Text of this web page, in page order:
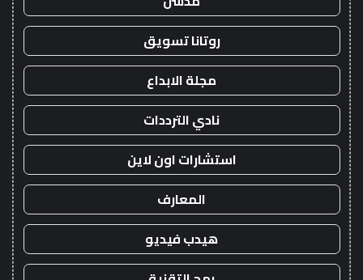
روتانا تسويق
مجلة الابداع
نادي الترددات
استشارات اون لاين
المعارف
هيدب فيديو